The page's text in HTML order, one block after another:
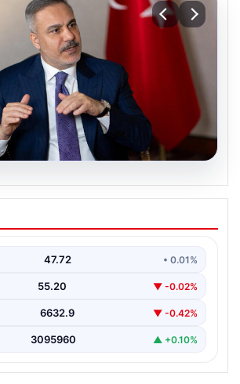
Savunma Anlaşması ve
Yaklaşımları
amacıyla kurulan yeni bir
47.72 • 0.01%
55.20 ▼ -0.02%
6632.9 ▼ -0.42%
3095960 ▲ +0.10%